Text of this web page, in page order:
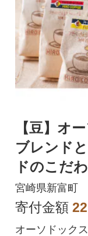
【豆】オ
ブレンド
ドのこだ
宮崎県新富町
寄付金額
オーソドック